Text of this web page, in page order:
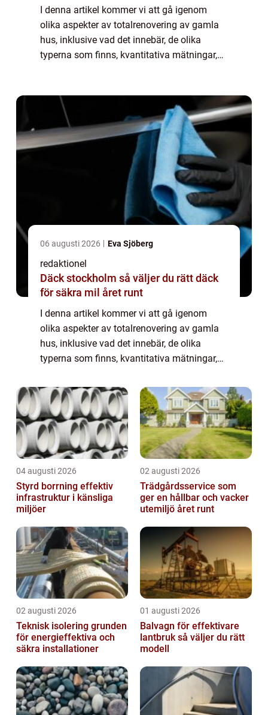
I denna artikel kommer vi att gå igenom
olika aspekter av totalrenovering av gamla
hus, inklusive vad det innebär, de olika
typerna som finns, kvantitativa mätningar,
06 augusti 2026 Eva Sjöberg
redaktionel
Däck stockholm så väljer du rätt däck
för säkra mil året runt
I denna artikel kommer vi att gå igenom
olika aspekter av totalrenovering av gamla
hus, inklusive vad det innebär, de olika
typerna som finns, kvantitativa mätningar,
en historisk genomgång av för- och na...
04 augusti 2026
Styrd borrning effektiv
infrastruktur i känsliga
miljöer
02 augusti 2026
Trädgårdsservice som
ger en hållbar och vacker
utemiljö året runt
02 augusti 2026
Teknisk isolering grunden
för energieffektiva och
säkra installationer
01 augusti 2026
Balvagn för effektivare
lantbruk så väljer du rätt
modell